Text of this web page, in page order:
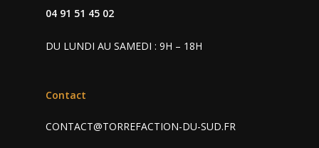
04 91 51 45 02
DU LUNDI AU SAMEDI : 9H – 18H
Contact
CONTACT@TORREFACTION-DU-SUD.FR
Capsules café
Professionnel
Accessoires